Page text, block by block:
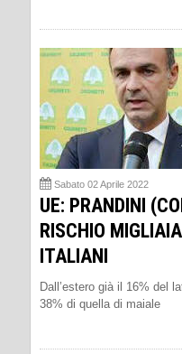
Sabato 02 Aprile 2022
UE: PRANDINI
RISCHIO
ITALIANI
Dall’estero già il 16% del
38% di quella di maiale